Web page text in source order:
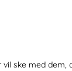
ske med